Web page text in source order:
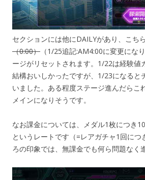
セクションには他にDAILYがあり、こち
（0:00） （1/25追記:AM4:00に変更にな
ージがリセットされます。1/22は経験値
結構おいしかったですが、1/23になると
いました。ある程度ステージ進んだらこ
メインになりそうです。
なお課金については、メダル1枚につき
というレートです（=レアガチャ1回につ
ろの印象では、無課金でも何ら問題なく